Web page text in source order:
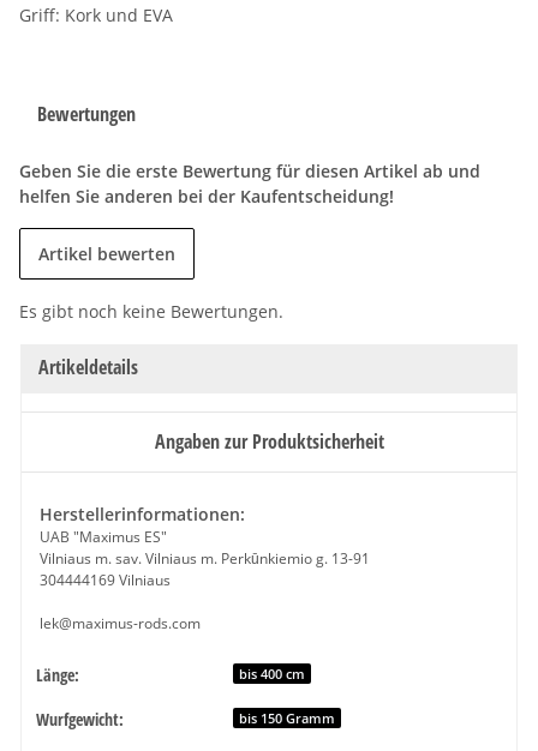
Griff: Kork und EVA
Bewertungen
Geben Sie die erste Bewertung für diesen Artikel ab und
helfen Sie anderen bei der Kaufentscheidung!
Artikel bewerten
Es gibt noch keine Bewertungen.
Artikeldetails
Angaben zur Produktsicherheit
Herstellerinformationen:
UAB "Maximus ES"
Vilniaus m. sav. Vilniaus m. Perkūnkiemio g. 13-91
304444169 Vilniaus
lek@maximus-rods.com
Produkteigenschaft
Wert
Länge: bis 400 cm
Wurfgewicht: bis 150 Gramm